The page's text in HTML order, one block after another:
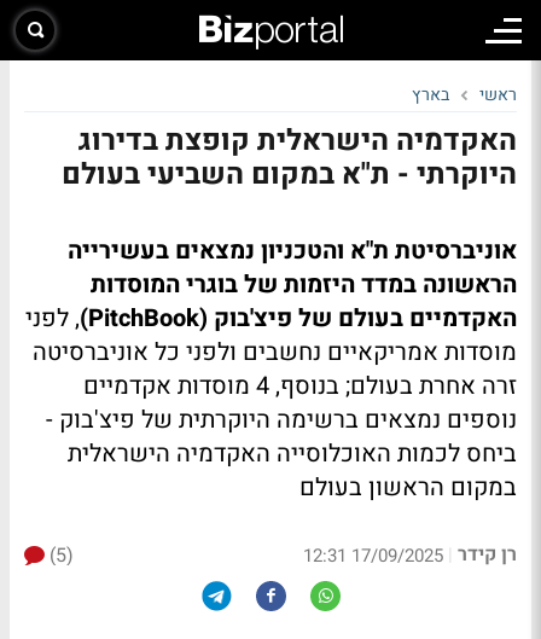
ראשי בארץ
האקדמיה הישראלית קופצת בדירוג
היוקרתי - ת"א במקום השביעי בעולם
אוניברסיטת ת"א והטכניון נמצאים בעשירייה
הראשונה במדד היזמות של בוגרי המוסדות
האקדמיים בעולם של פיצ'בוק (PitchBook)
, לפני
מוסדות אמריקאיים נחשבים ולפני כל אוניברסיטה
זרה אחרת בעולם; בנוסף, 4 מוסדות אקדמיים
נוספים נמצאים ברשימה היוקרתית של פיצ'בוק -
ביחס לכמות האוכלוסייה האקדמיה הישראלית
במקום הראשון בעולם
רן קידר |
17/09/2025 12:31
(5)